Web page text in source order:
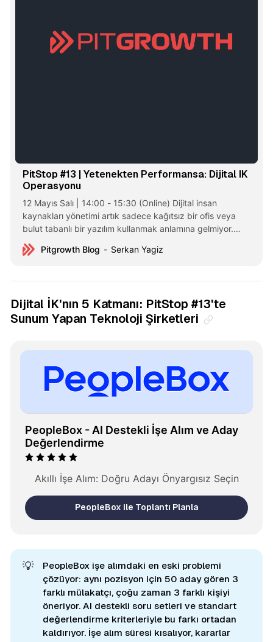
PitStop #13 | Yetenekten Performansa: Dijital IK
Operasyonu
12 Mayıs Salı | 14:00 - 15:30 (Online) Dijital insan
kaynakları yönetimi artık sadece kağıtsız bir ofis veya
bulut tabanlı bir yazılım kullanmak anlamına gelmiyor.
Bugünün kurumsal ajandasında; verinin karar destek
mekanizmalarına dönüştüğü, yapay zekanın operasyonel
dijitalden beslendiği bir olgunluk seviyesi hedefleniyor.
Pitgrowth Blog Serkan Yagiz
Dijital İK'nın 5 Katmanı: PitStop #13'te
Sunum Yapan Teknoloji Şirketleri
PeopleBox - AI Destekli İşe Alım ve Aday
Değerlendirme
Akıllı İşe Alım: Doğru Adayı Önyargısız Seçin
PeopleBox ile Toplantı Planla
💡
PeopleBox işe alımdaki en eski problemi
çözüyor: aynı pozisyon için 50 aday gören 3
farklı mülakatçı, çoğu zaman 3 farklı kişiyi
öneriyor. AI destekli soru setleri ve standart
değerlendirme kriterleriyle bu farkı ortadan
kaldırıyor. İşe alım süresi kısalıyor, kararlar